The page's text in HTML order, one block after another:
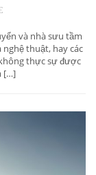
và nhà sưu tầm
thuật, hay các
thực sự được
[…]